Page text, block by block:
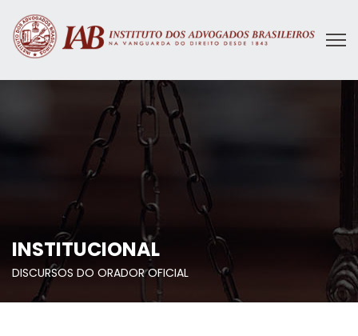
INSTITUCIONAL
DISCURSOS DO ORADOR OFICIAL